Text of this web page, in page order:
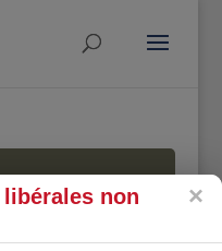
libérales non